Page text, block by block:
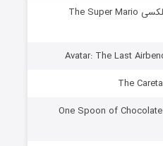
دانلود انیمیشن سوپر ماریو گلکسی The Super Mario
دانلود فیلم یک قاشق شکلات One Spoon of Chocolate